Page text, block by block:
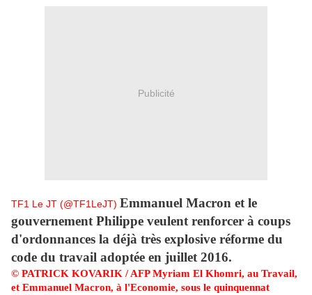
Publicité
TF1 Le JT (@TF1LeJT) Emmanuel Macron et le
gouvernement Philippe veulent renforcer à coups
d'ordonnances la déjà très explosive réforme du
code du travail adoptée en juillet 2016.
© PATRICK KOVARIK / AFPMyriam El Khomri, au Travail,
et Emmanuel Macron, à l'Economie, sous le quinquennat